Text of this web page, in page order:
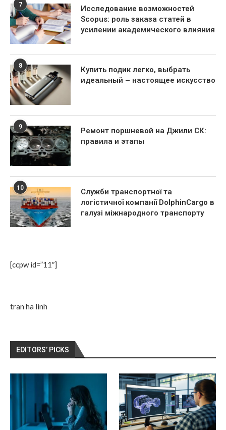
[ccpw id=”11″]
tran ha linh
EDITORS’ PICKS
7
Исследование возможностей
Scopus: роль заказа статей в
усилении академического влияния
8
Купить подик легко, выбрать
идеальный – настоящее искусство
9
Ремонт поршневой на Джили СК:
правила и этапы
10
Служби транспортної та
логістичної компанії DolphinCargo в
галузі міжнародного транспорту